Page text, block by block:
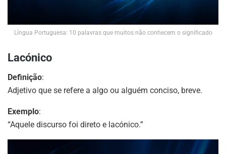
Língua Portuguesa: 10 palavras que muitos não conhecem o significado
Lacónico
Definição:
Adjetivo que se refere a algo ou alguém conciso, breve.
Exemplo:
“Aquele discurso foi direto e lacónico.”